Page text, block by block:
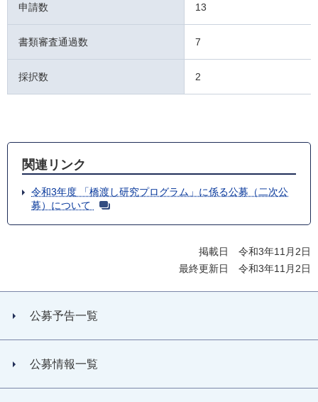
申請数 13
書類審査通過数 7
採択数 2
関連リンク
令和3年度 「橋渡し研究プログラム」に係る公募（二次公
募）について
掲載日 令和3年11月2日
最終更新日 令和3年11月2日
公募予告一覧
公募情報一覧